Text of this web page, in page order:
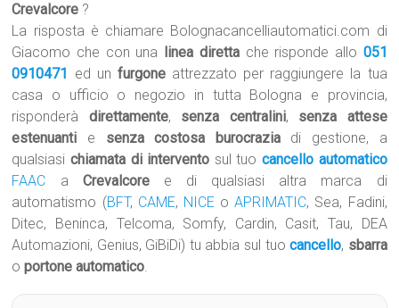
Crevalcore ?
La risposta è chiamare Bolognacancelliautomatici.com di
Giacomo che con una
linea direttache risponde allo 051
0910471
ed un furgoneattrezzato per raggiungere la tua
casa o ufficio o negozio in tutta Bologna e provincia,
risponderà direttamente, senza centralini, senza attese
estenuanti e senza costosa burocraziadi gestione, a
qualsiasichiamata di intervento sul tuo cancello automatico
FAAC a Crevalcore e di qualsiasi altra marca di
automatismo (BFT, CAME, NICE oAPRIMATIC, Sea, Fadini,
Ditec, Beninca, Telcoma, Somfy, Cardin, Casit, Tau, DEA
Automazioni, Genius, GiBiDi) tu abbia sul tuocancello, sbarra
oportone automatico.